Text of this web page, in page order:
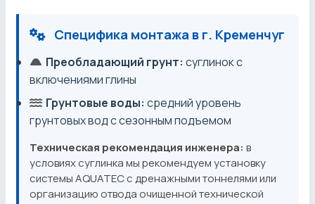
Специфика монтажа в г. Кременчуг
Преобладающий грунт: суглинок с
включениями глины
Грунтовые воды: средний уровень
грунтовых вод с сезонным подъемом
Техническая рекомендация инженера: в
условиях суглинка мы рекомендуем установку
системы AQUATEC с дренажными тоннелями или
организацию отвода очищенной технической